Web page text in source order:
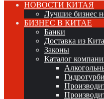
НОВОСТИ КИТАЯ
Лучшие бизнес
БИЗНЕС В КИТАЕ
Банки
Доставка из
Законы
Каталог